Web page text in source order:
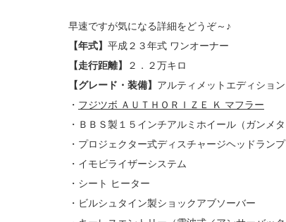
早速ですが気になる詳細をどうぞ～♪
【年式】 平成２３年式 ワンオーナー
【走行距離】
２．２万キロ
【グレード・装備】 アルティメットエディション
・ フジツボ ＡＵＴＨＯＲＩＺＥ Ｋ マフラー
・ＢＢＳ製１５インチアルミホイール（ガンメタ
・プロジェクター式ディスチャージヘッドランプ
・イモビライザーシステム
・シート ヒーター
・ビルシュタイン製ショックアブソーバー